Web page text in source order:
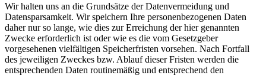
Wir halten uns an die Grundsätze der Datenvermeidung und
Datensparsamkeit. Wir speichern Ihre personenbezogenen Daten
daher nur so lange, wie dies zur Erreichung der hier genannten
Zwecke erforderlich ist oder wie es die vom Gesetzgeber
vorgesehenen vielfältigen Speicherfristen vorsehen. Nach Fortfall
des jeweiligen Zweckes bzw. Ablauf dieser Fristen werden die
entsprechenden Daten routinemäßig und entsprechend den